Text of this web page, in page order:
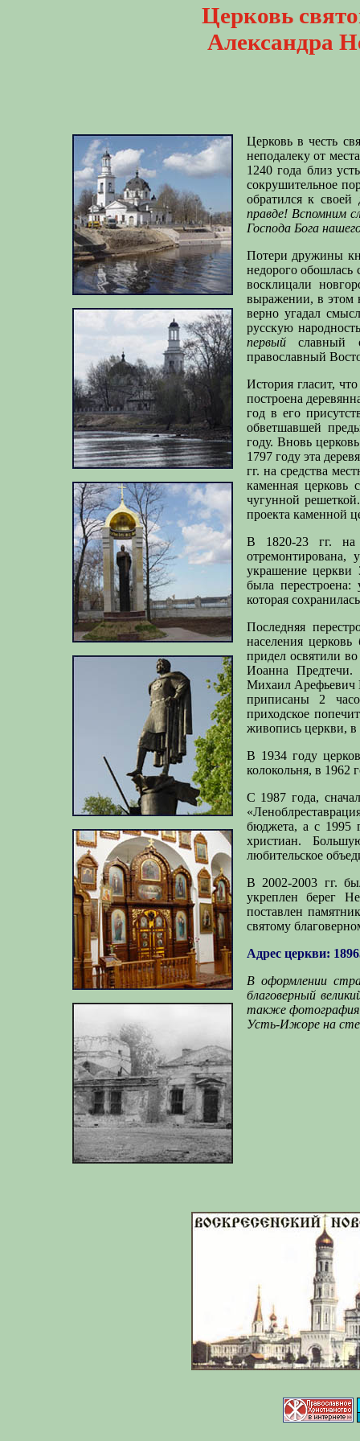
Церковь
Александра
Церковь в честь
неподалеку от
1240 года близ
сокрушительное
обратился к
правде! Вспомним
Господа Бога
Потери дружины
недорого обошлась
восклицали
выражении, в этом
верно угадал
русскую
первыйславный
православный
История гласит,
построена
год в его
обветшавшей
году. Вновь
1797 году эта
гг. на средства
каменная церковь
чугунной
проекта каменной
В 1820-23 гг. на
украшение церкви
была перестроена:
которая
Последняя
населения
придел освятили
Иоанна Предтечи.
Михаил Арефьевич
приписаны 2
приходское
живопись церкви, в
В 1934 году
колокольня, в 1962
С 1987 года,
бюджета, а с 1995
христиан.
любительское
В 2002-2003 гг.
укреплен берег
поставлен
святому
Адрес церкви:
В оформлении
благоверный
также фотография
Усть-Ижоре на